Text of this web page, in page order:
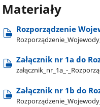
Materiały
Rozporządzenie
Załącznik nr 1a do
załącznik​_nr​_1a​_-​
Załącznik nr 1b do